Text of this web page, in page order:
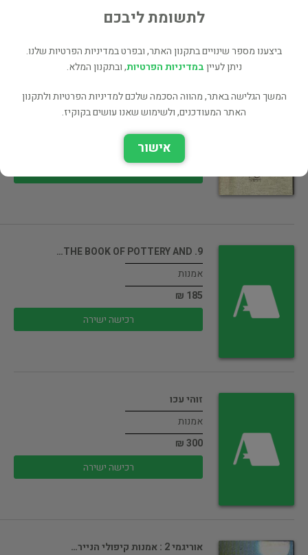
רכישה ישירה
Nie wieder! Ölzeichnungen von A. Ogen.…
9. THE BOOK OF POTTERY AND…
אמנות
185 ₪
רכישה ישירה
זוהי עכו
אמנות
300 ₪
רכישה ישירה
אוריגמי 2 : אמנות קיפולי הנייר…
לתשומת ליבכם
ביצענו מספר שינויים בתקנון האתר, ובפרט במדיניות הפרטיות שלנו.
ניתן לעייןבמדיניות הפרטיות, ובתקנון המלא.
המשך הגלישה באתר, מהווה הסכמה שלכם למדיניות הפרטיות ולתקנון
האתר המעודכנים, ולשימוש שאנו עושים בקוקיז.
אישור